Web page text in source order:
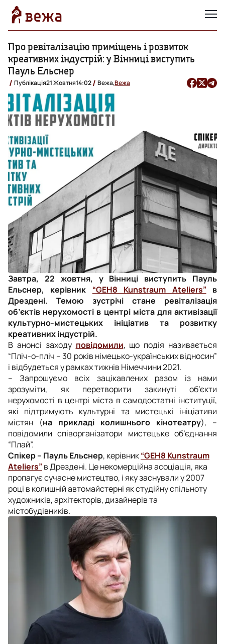
Про ревіталізацію приміщень і розвиток
креативних індустрій: у Вінниці виступить
Пауль Ельснер
Публікація21 Жовтня14:02 Вежа,Вежа
Завтра, 22 жовтня, у Вінниці виступить Пауль
Ельснер, керівник “GEH8 Kunstraum Ateliers” в
Дрездені. Темою зустрічі стане ревіталізація
об’єктів нерухомості в центрі міста для активізації
культурно-мистецьких ініціатив та розвитку
креативних індустрій.
В анонсі заходу повідомили, що подія називається
“Пліч-о-пліч – 30 років німецько-українських відносин”
і відбудеться у рамках тижнів Німеччини 2021.
–Запрошуємо всіх зацікавлених разом із нами
зрозуміти, як перетворити закинуті об’єкти
нерухомості в центрі міста в самодостатні інституції,
які підтримують культурні та мистецькі ініціативи
містян (на прикладі колишнього кінотеатру), –
повідомили співорганізатори мистецьке об’єднання
“Плай”.
Спікер – Пауль Ельснер, керівник“GEH8 Kunstraum
Ateliers” в Дрездені. Це некомерційна асоціація, яка
пропагує сучасне мистецтво, і яку заснували у 2007
році в колишній автомайстерні як студійну спільноту
художників, архітекторів, дизайнерів та
містобудівників.